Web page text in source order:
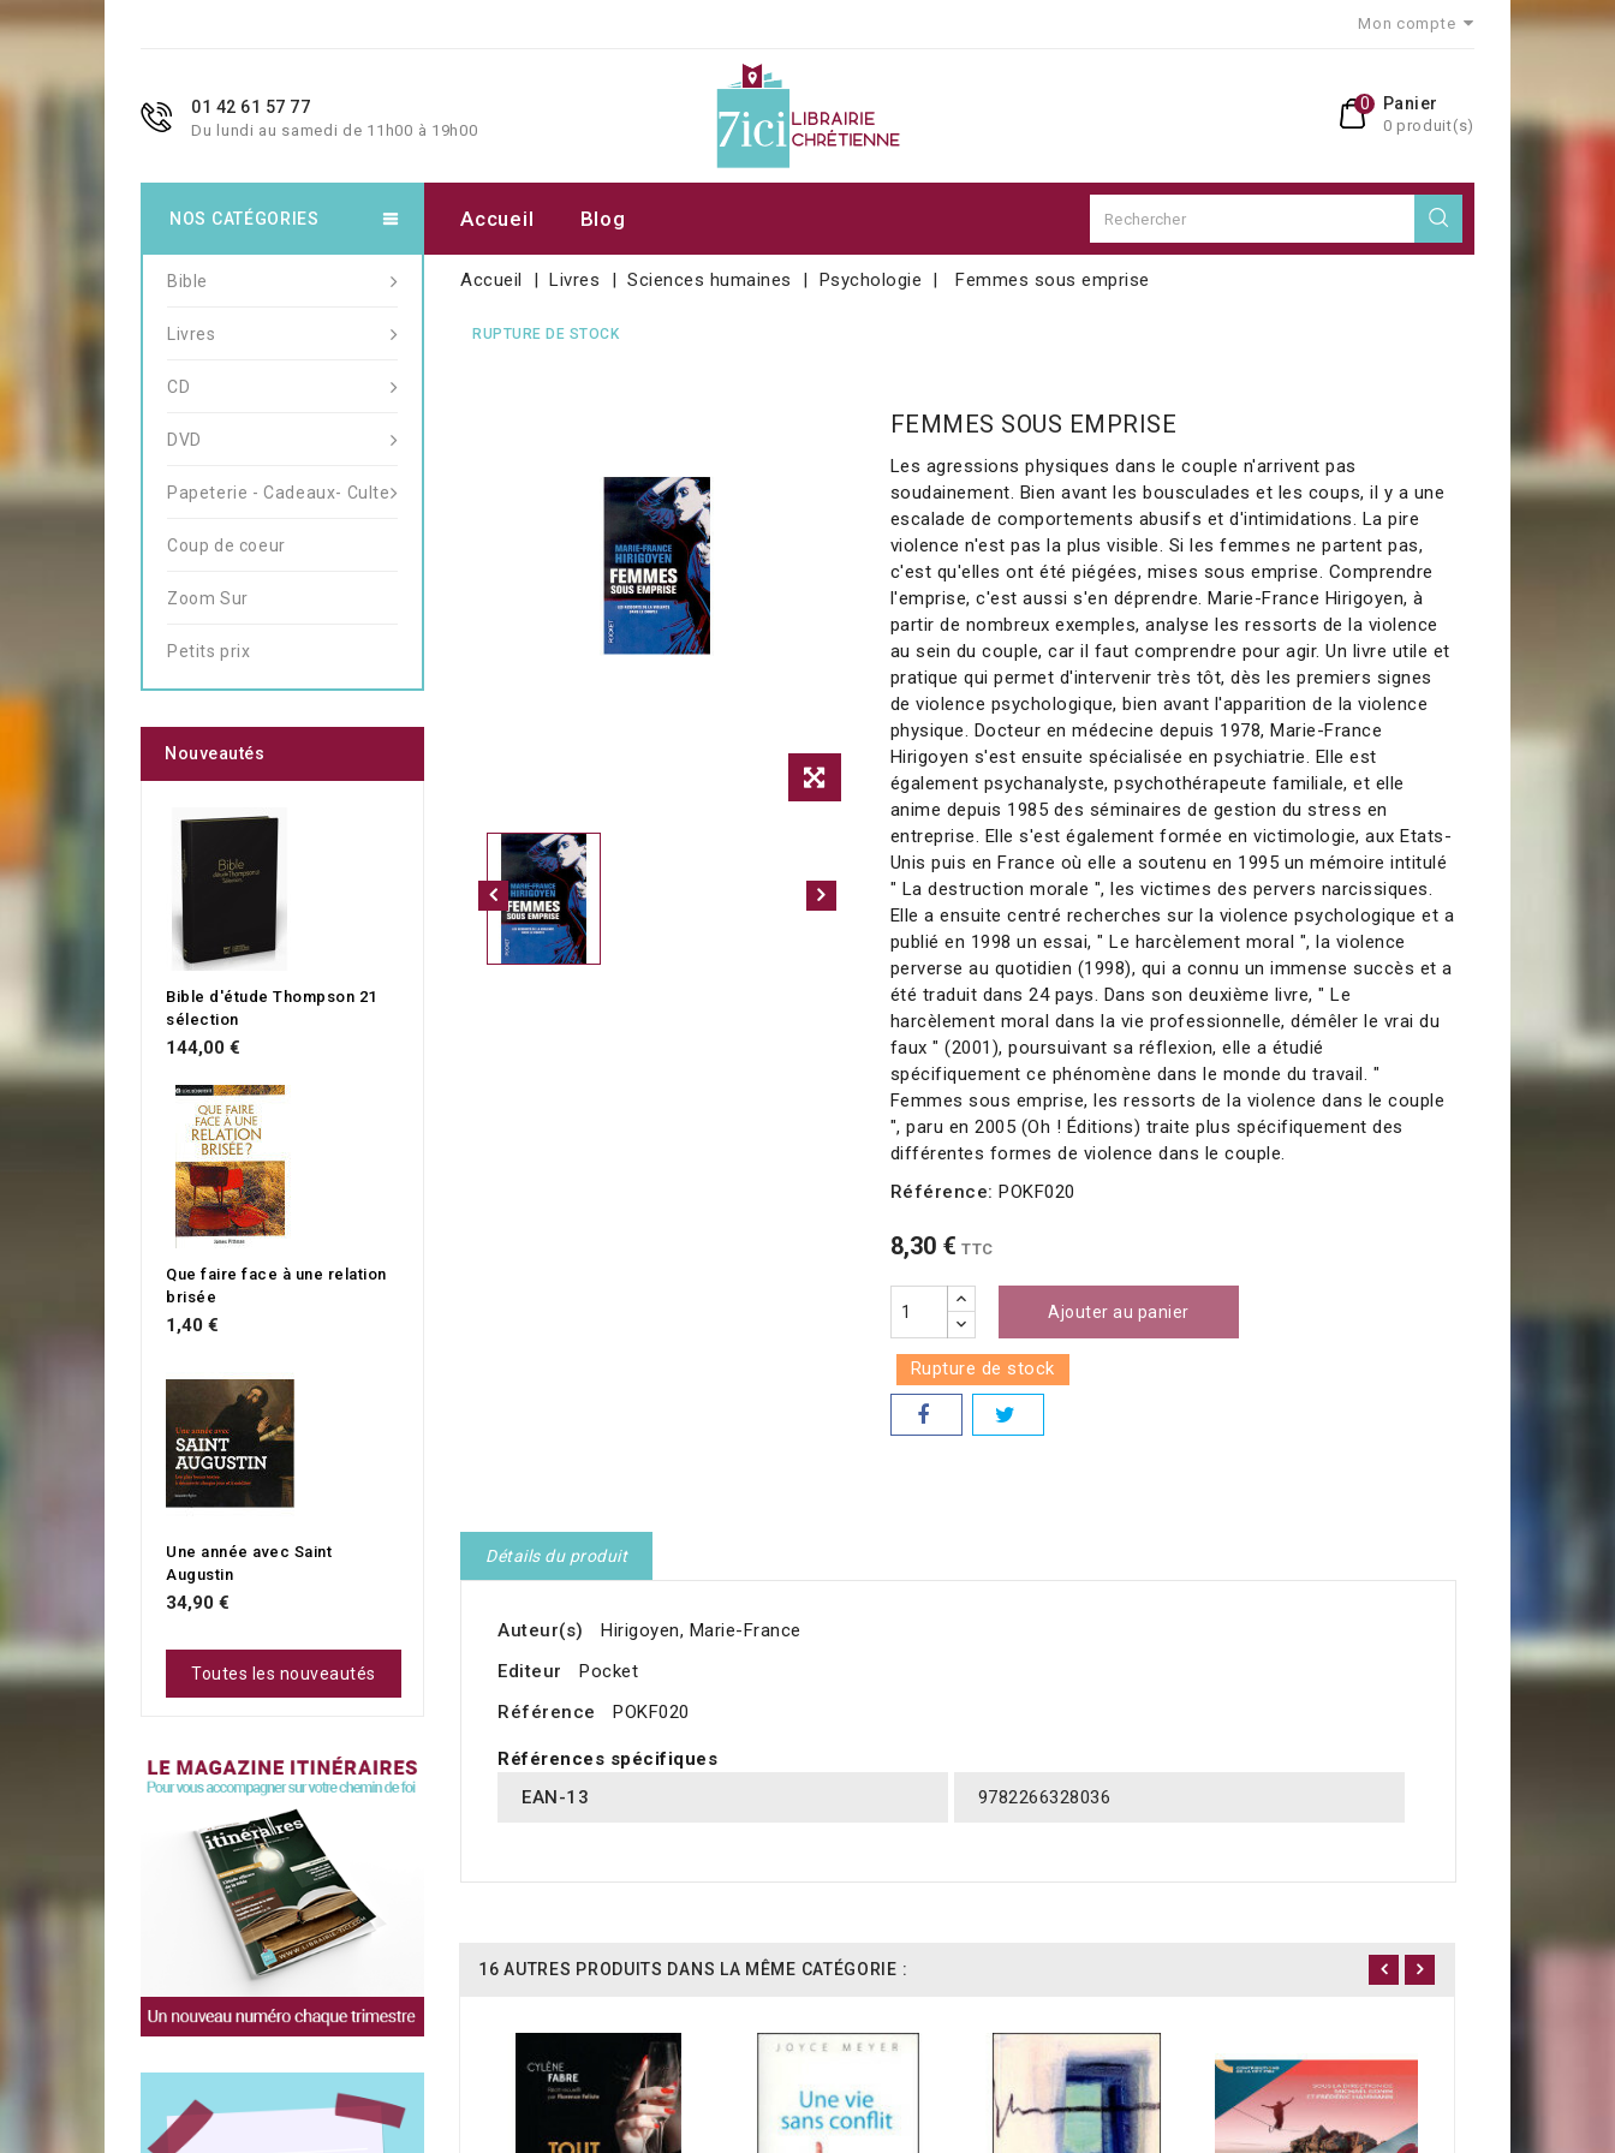
Mon compte
01 42 61 57 77
Du lundi au samedi de 11h00 à 19h00
Panier
0 produit(s)
0
Accueil Blog
Accueil Livres Sciences humaines Psychologie Femmes sous emprise
RUPTURE DE STOCK
FEMMES SOUS EMPRISE
Les agressions physiques dans le couple n'arrivent pas
soudainement. Bien avant les bousculades et les coups, il y a une
escalade de comportements abusifs et d'intimidations. La pire
violence n'est pas la plus visible. Si les femmes ne partent pas,
c'est qu'elles ont été piégées, mises sous emprise. Comprendre
l'emprise, c'est aussi s'en déprendre. Marie-France Hirigoyen, à
partir de nombreux exemples, analyse les ressorts de la violence
au sein du couple, car il faut comprendre pour agir. Un livre utile et
pratique qui permet d'intervenir très tôt, dès les premiers signes
de violence psychologique, bien avant l'apparition de la violence
physique. Docteur en médecine depuis 1978, Marie-France
Hirigoyen s'est ensuite spécialisée en psychiatrie. Elle est
également psychanalyste, psychothérapeute familiale, et elle
anime depuis 1985 des séminaires de gestion du stress en
entreprise. Elle s'est également formée en victimologie, aux Etats-
Unis puis en France où elle a soutenu en 1995 un mémoire intitulé
" La destruction morale ", les victimes des pervers narcissiques.
Elle a ensuite centré recherches sur la violence psychologique et a
publié en 1998 un essai, " Le harcèlement moral ", la violence
perverse au quotidien (1998), qui a connu un immense succès et a
été traduit dans 24 pays. Dans son deuxième livre, " Le
harcèlement moral dans la vie professionnelle, démêler le vrai du
faux " (2001), poursuivant sa réflexion, elle a étudié
spécifiquement ce phénomène dans le monde du travail. "
Femmes sous emprise, les ressorts de la violence dans le couple
", paru en 2005 (Oh ! Éditions) traite plus spécifiquement des
différentes formes de violence dans le couple.
Référence: POKF020
8,30 € TTC
Ajouter au panier
Rupture de stock
Détails du produit
Auteur(s)
Hirigoyen, Marie-France
Editeur
Pocket
Référence
POKF020
Références spécifiques
EAN-13
9782266328036
16 AUTRES PRODUITS DANS LA MÊME CATÉGORIE :
NOS CATÉGORIES
Bible
Livres
CD
DVD
Papeterie - Cadeaux- Culte
Coup de coeur
Zoom Sur
Petits prix
Nouveautés
Bible d'étude Thompson 21
sélection
144,00 €
Que faire face à une relation
brisée
1,40 €
Une année avec Saint
Augustin
34,90 €
Toutes les nouveautés